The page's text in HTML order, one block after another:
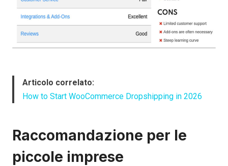
Articolo correlato:
How to Start WooCommerce Dropshipping in 2026
Raccomandazione per le
piccole imprese